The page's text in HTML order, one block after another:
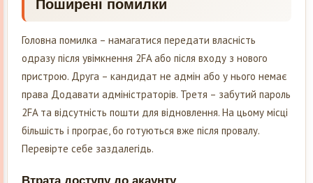
Поширені помилки
Головна помилка – намагатися передати власність
одразу після увімкнення 2FA або після входу з нового
пристрою. Друга – кандидат не адмін або у нього немає
права Додавати адміністраторів. Третя – забутий пароль
2FA та відсутність пошти для відновлення. На цьому місці
більшість і програє, бо готуються вже після провалу.
Перевірте себе заздалегідь.